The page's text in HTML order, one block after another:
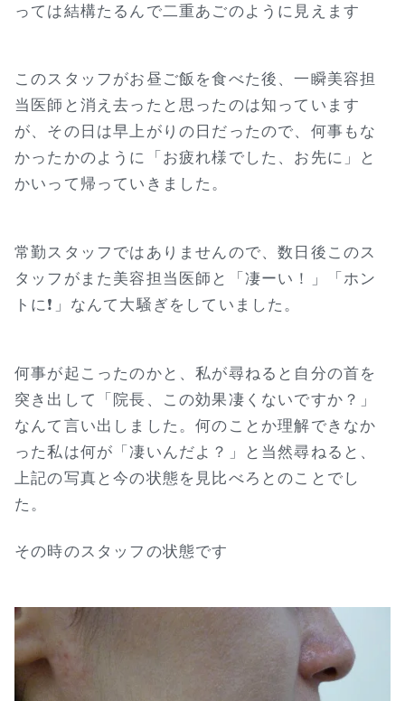
っては結構たるんで二重あごのように見えます
このスタッフがお昼ご飯を食べた後、一瞬美容担
当医師と消え去ったと思ったのは知っています
が、その日は早上がりの日だったので、何事もな
かったかのように「お疲れ様でした、お先に」と
かいって帰っていきました。
常勤スタッフではありませんので、数日後このス
タッフがまた美容担当医師と「凄ーい！」「ホン
トに❗」なんて大騒ぎをしていました。
何事が起こったのかと、私が尋ねると自分の首を
突き出して「院長、この効果凄くないですか？」
なんて言い出しました。何のことか理解できなか
った私は何が「凄いんだよ？」と当然尋ねると、
上記の写真と今の状態を見比べろとのことでし
た。
その時のスタッフの状態です